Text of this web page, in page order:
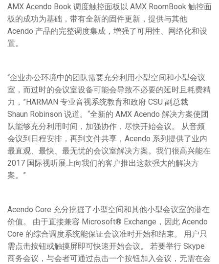
AMX Acendo Book 调度触控面板以 AMX RoomBook 触控面
板的成功为基础，带有全新的固件更新，提供与其他
Acendo 产品的完整调度集成，增强了可用性、网络化和设
置。
“企业办公环境中的团队需要充分利用小型空间和小型会议
室，而过时的会议室设备可能会导致不必要的延时且耗费精
力，”HARMAN 专业音视系统教育和政府 CSU 副总裁
Shaun Robinson 说道。“全新的 AMX Acendo 解决方案使团
队能够充分利用时间，加强协作，尽快开始会议。 从音频
会议到日程安排，再到文件共享，Acendo 系列提供了业内
最直观、最快、最无忧的会议室解决方案。我们很高兴能在
2017 国际视听展上向我们的客户推出这款强大的解决方
案。”
Acendo Core 充分挖掘了小型空间和其他小型会议室的潜在
价值。 由于直接兼容 Microsoft® Exchange，因此 Acendo
Core 的综合调度系统能保证会议准时开始和结束。 用户只
需点击按钮或触摸屏即可快速开始会议。 若要举行 Skype
商务会议，与会者可通过点击一个按钮加入会议，无需在会